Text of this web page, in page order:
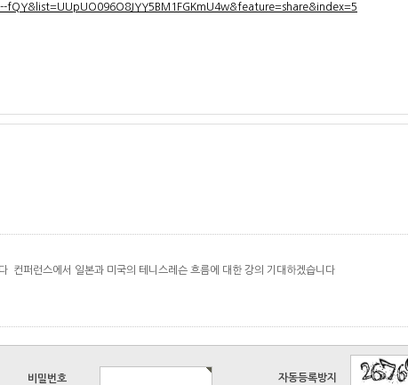
컨퍼런스에서 일본과 미국의 테니스레슨 흐름에 대한 강의 기대하겠습니다
비밀번호 자동등록방지